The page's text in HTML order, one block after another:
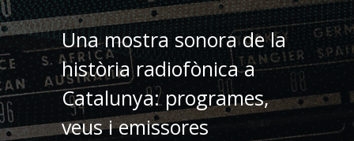
Una mostra sonora de la
història radiofònica a
Catalunya: programes,
veus i emissores